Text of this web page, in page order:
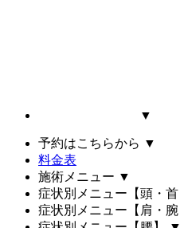
▼
予約はこちらから ▼
料金表
施術メニュー ▼
症状別メニュー【頭・首
症状別メニュー【肩・腕